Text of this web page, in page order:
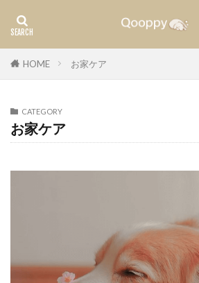
HOME お家ケア
CATEGORY
お家ケア
カテゴリー
タグ
腫瘍